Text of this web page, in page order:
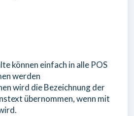
können einfach in alle POS
werden
wird die Bezeichnung der
übernommen, wenn mit